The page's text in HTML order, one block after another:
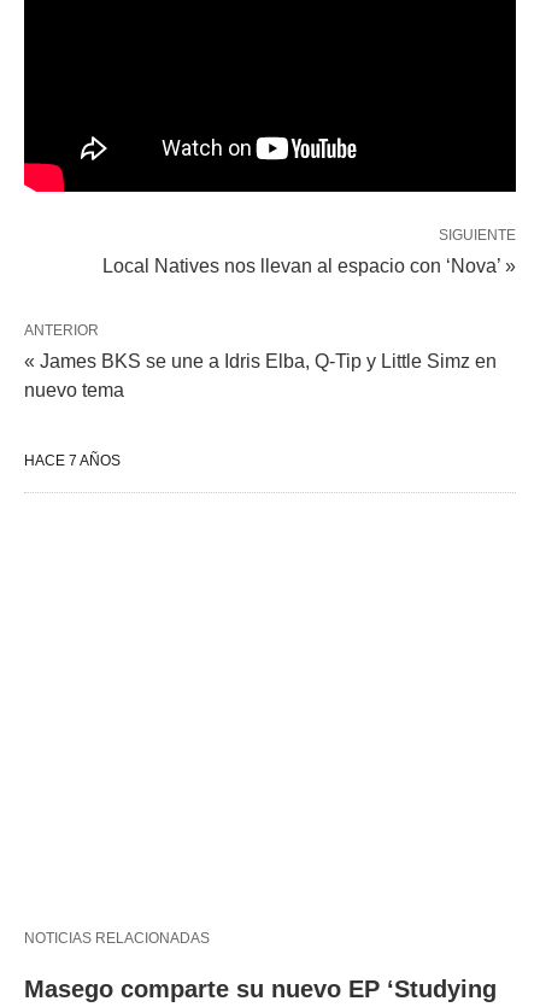
SIGUIENTE
Local Natives nos llevan al espacio con ‘Nova’ »
ANTERIOR
« James BKS se une a Idris Elba, Q-Tip y Little Simz en
nuevo tema
HACE 7 AÑOS
NOTICIAS RELACIONADAS
Masego comparte su nuevo EP ‘Studying